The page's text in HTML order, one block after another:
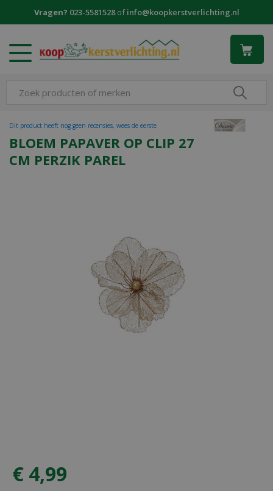
Vragen? 023-5581528ofinfo@koopkerstverlichting.nl
BLOEM PAPAVER OP CLIP 27
CM PERZIK PAREL
Dit product heeft nog geen recensies, wees de eerste
€ 4,99